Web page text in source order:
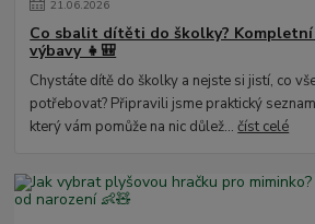
21.06.2026
Co sbalit dítěti do školky? Kompletní
výbavy 👧🎒
Chystáte dítě do školky a nejste si jistí, co
potřebovat? Připravili jsme praktický
který vám pomůže na nic důlež...číst celé